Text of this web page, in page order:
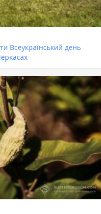
Всеукраїнський день